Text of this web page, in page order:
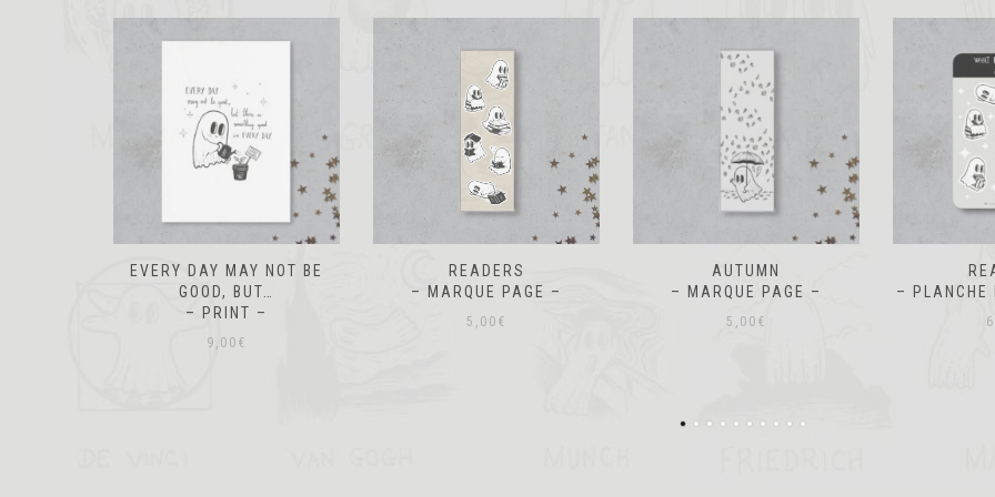
READERS
– MARQUE PAGE –
5,00 €
AUTUMN
– MARQUE PAGE –
5,00 €
READERS
– PLANCHE DE STICKERS –
6,00 €
METZ
–